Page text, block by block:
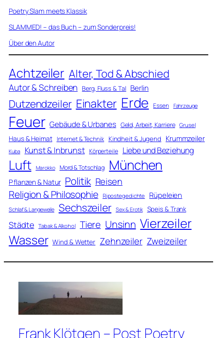
Poetry Slam meets Klassik
SLAMMED! – das Buch – zum Sonderpreis!
Über den Autor
Achtzeiler Alter, Tod & Abschied
Autor & Schreiben Berg, Fluss & Tal Berlin
Dutzendzeiler Einakter Erde Essen Fahrzeuge
Feuer Gebäude & Urbanes Geld, Arbeit, Karriere Grusel
Haus & Heimat Internet & Technik Kindheit & Jugend Krummzeiler
Kuba Kunst & Inbrunst Körperteile Liebe und Beziehung
Luft Marokko Mord & Totschlag München
Pflanzen & Natur Politik Reisen
Religion & Philosophie Ripostegedichte Rüpeleien
Schlaf & Langeweile Sechszeiler Sex & Erotik Speis & Trank
Städte Tabak & Alkohol Tiere Unsinn Vierzeiler
Wasser Wind & Wetter Zehnzeiler Zweizeiler
Frank Klötgen – Post Poetry